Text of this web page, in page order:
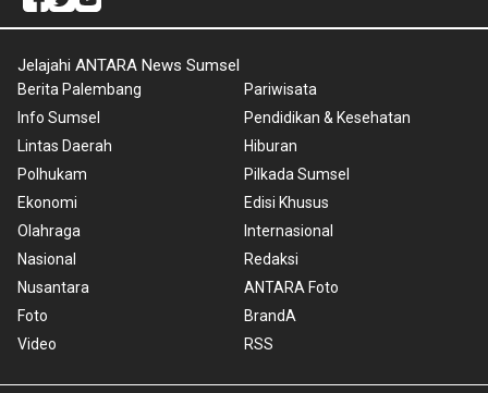
Jelajahi ANTARA News Sumsel
Berita Palembang
Info Sumsel
Lintas Daerah
Polhukam
Ekonomi
Olahraga
Nasional
Nusantara
Foto
Video
Pariwisata
Pendidikan & Kesehatan
Hiburan
Pilkada Sumsel
Edisi Khusus
Internasional
Redaksi
ANTARA Foto
BrandA
RSS